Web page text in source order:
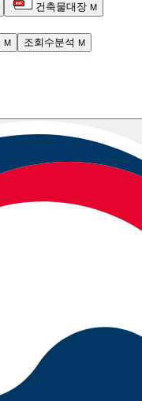
건축물대장 M
M 조회수분석 M